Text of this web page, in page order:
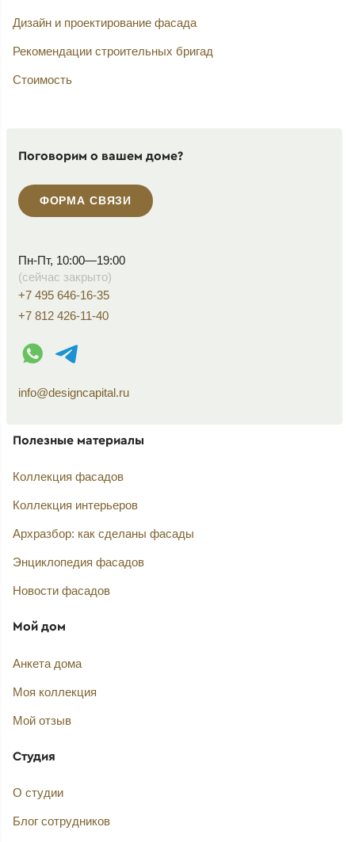
Дизайн и проектирование фасада
Рекомендации строительных бригад
Стоимость
Поговорим о вашем доме?
ФОРМА СВЯЗИ
Пн-Пт, 10:00—19:00
(сейчас закрыто)
+7 495 646-16-35
+7 812 426-11-40
WhatsApp контакт
Telegram контакт
info@designcapital.ru
Полезные материалы
Коллекция фасадов
Коллекция интерьеров
Архразбор: как сделаны фасады
Энциклопедия фасадов
Новости фасадов
Мой дом
Анкета дома
Моя коллекция
Мой отзыв
Студия
О студии
Блог сотрудников